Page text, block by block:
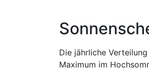
Die jährliche
Maximum im